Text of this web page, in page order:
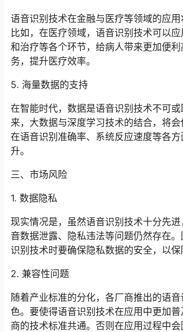
语音识别技术在金融与医疗等领域的应用
比如，在医疗领域，语音识别技术可以
和治疗等各个环节，给病人带来更加便
务，提升医疗效率。
5. 海量数据的支持
在智能时代，数据是语音识别技术不可
来，大数据与深度学习技术的结合，将
在语音识别准确率、系统反应速度等各
升。
三、市场风险
1. 数据隐私
现实情况是，虽然语音识别技术十分先
音数据泄露、隐私违法等问题仍然存在
识别技术时要确保隐私数据的安全，以保
2. 兼容性问题
随着产业标准的分化，各厂商推出的语
色。要使得语音识别技术在应用中更加
商的技术标准共通。否则在应用过程中